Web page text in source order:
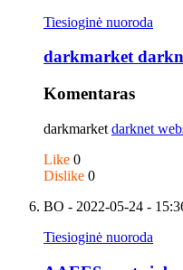
Tiesioginė nuoroda
darkmarket
Komentaras
darkmarket darknet
Like 0
Dislike 0
BO - 2022-05-24 -
Tiesioginė nuoroda